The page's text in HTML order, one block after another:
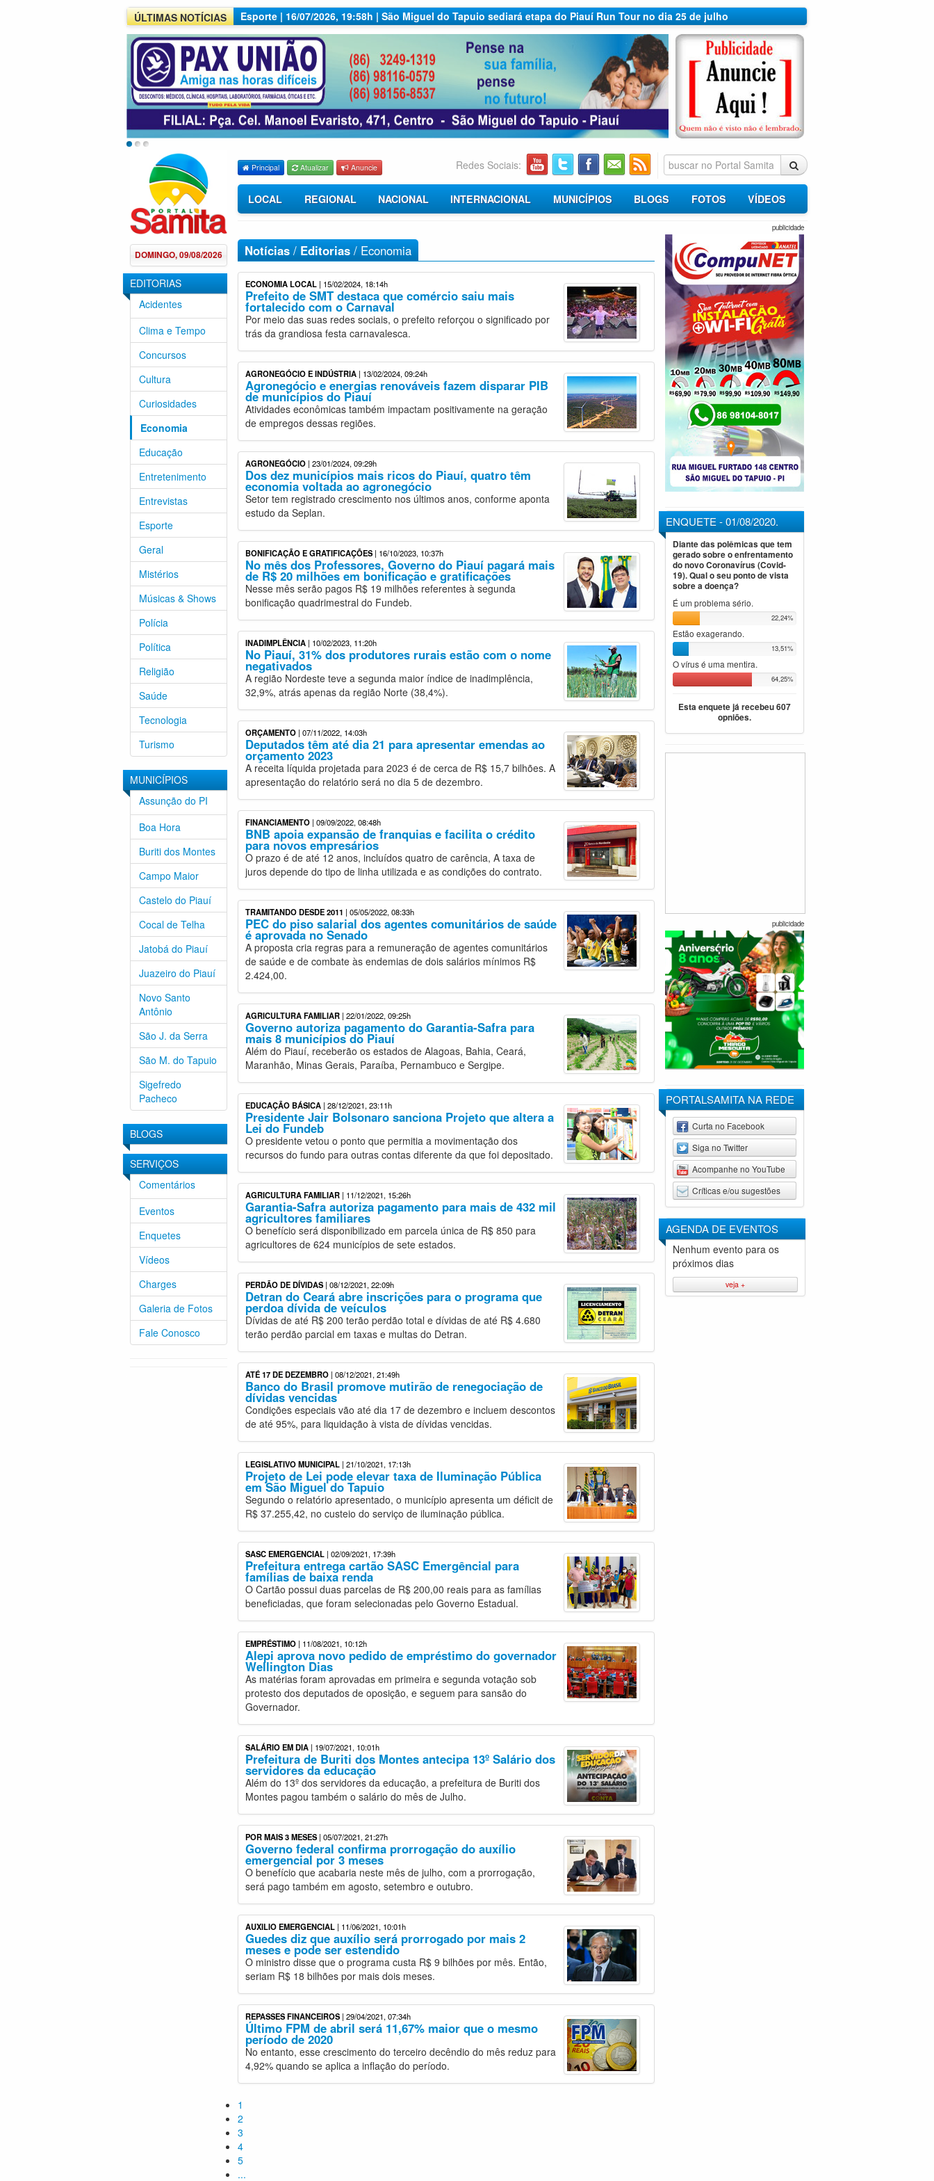
ÚLTIMAS NOTÍCIAS
Esporte | 16/07/2026, 19:58h | São Miguel do Tapuio sediará etapa do Piauí Run Tour no dia 25 de julho
Principal Atualizar Anuncie Redes Sociais:
DOMINGO, 09/08/2026
EDITORIAS
Acidentes
Clima e Tempo
Concursos
Cultura
Curiosidades
Economia
Educação
Entretenimento
Entrevistas
Esporte
Geral
Mistérios
Músicas & Shows
Polícia
Política
Religião
Saúde
Tecnologia
Turismo
MUNICÍPIOS
Assunção do PI
Boa Hora
Buriti dos Montes
Campo Maior
Castelo do Piauí
Cocal de Telha
Jatobá do Piauí
Juazeiro do Piauí
Novo Santo
Antônio
São J. da Serra
São M. do Tapuio
Sigefredo
Pacheco
BLOGS
SERVIÇOS
Comentários
Eventos
Enquetes
Vídeos
Charges
Galeria de Fotos
Fale Conosco
LOCAL REGIONAL NACIONAL INTERNACIONAL MUNICÍPIOS BLOGS FOTOS VÍDEOS
Notícias / Editorias / Economia
ECONOMIA LOCAL | 15/02/2024, 18:14h
Prefeito de SMT destaca que comércio saiu mais
fortalecido com o Carnaval
Por meio das suas redes sociais, o prefeito reforçou o significado por
trás da grandiosa festa carnavalesca.
AGRONEGÓCIO E INDÚSTRIA | 13/02/2024, 09:24h
Agronegócio e energias renováveis fazem disparar PIB
de municípios do Piauí
Atividades econômicas também impactam positivamente na geração
de empregos dessas regiões.
AGRONEGÓCIO | 23/01/2024, 09:29h
Dos dez municípios mais ricos do Piauí, quatro têm
economia voltada ao agronegócio
Setor tem registrado crescimento nos últimos anos, conforme aponta
estudo da Seplan.
BONIFICAÇÃO E GRATIFICAÇÕES | 16/10/2023, 10:37h
No mês dos Professores, Governo do Piauí pagará mais
de R$ 20 milhões em bonificação e gratificações
Nesse mês serão pagos R$ 19 milhões referentes à segunda
bonificação quadrimestral do Fundeb.
INADIMPLÊNCIA | 10/02/2023, 11:20h
No Piauí, 31% dos produtores rurais estão com o nome
negativados
A região Nordeste teve a segunda maior índice de inadimplência,
32,9%, atrás apenas da região Norte (38,4%).
ORÇAMENTO | 07/11/2022, 14:03h
Deputados têm até dia 21 para apresentar emendas ao
orçamento 2023
A receita líquida projetada para 2023 é de cerca de R$ 15,7 bilhões. A
apresentação do relatório será no dia 5 de dezembro.
FINANCIAMENTO | 09/09/2022, 08:48h
BNB apoia expansão de franquias e facilita o crédito
para novos empresários
O prazo é de até 12 anos, incluídos quatro de carência, A taxa de
juros depende do tipo de linha utilizada e as condições do contrato.
TRAMITANDO DESDE 2011 | 05/05/2022, 08:33h
PEC do piso salarial dos agentes comunitários de saúde
é aprovada no Senado
A proposta cria regras para a remuneração de agentes comunitários
de saúde e de combate às endemias de dois salários mínimos R$
2.424,00.
AGRICULTURA FAMILIAR | 22/01/2022, 09:25h
Governo autoriza pagamento do Garantia-Safra para
mais 8 municípios do Piauí
Além do Piauí, receberão os estados de Alagoas, Bahia, Ceará,
Maranhão, Minas Gerais, Paraíba, Pernambuco e Sergipe.
EDUCAÇÃO BÁSICA | 28/12/2021, 23:11h
Presidente Jair Bolsonaro sanciona Projeto que altera a
Lei do Fundeb
O presidente vetou o ponto que permitia a movimentação dos
recursos do fundo para outras contas diferente da que foi depositado.
AGRICULTURA FAMILIAR | 11/12/2021, 15:26h
Garantia-Safra autoriza pagamento para mais de 432 mil
agricultores familiares
O benefício será disponibilizado em parcela única de R$ 850 para
agricultores de 624 municípios de sete estados.
PERDÃO DE DÍVIDAS | 08/12/2021, 22:09h
Detran do Ceará abre inscrições para o programa que
perdoa dívida de veículos
Dívidas de até R$ 200 terão perdão total e dívidas de até R$ 4.680
terão perdão parcial em taxas e multas do Detran.
ATÉ 17 DE DEZEMBRO | 08/12/2021, 21:49h
Banco do Brasil promove mutirão de renegociação de
dívidas vencidas
Condições especiais vão até dia 17 de dezembro e incluem descontos
de até 95%, para liquidação à vista de dívidas vencidas.
LEGISLATIVO MUNICIPAL | 21/10/2021, 17:13h
Projeto de Lei pode elevar taxa de Iluminação Pública
em São Miguel do Tapuio
Segundo o relatório apresentado, o município apresenta um déficit de
R$ 37.255,42, no custeio do serviço de iluminação pública.
SASC EMERGENCIAL | 02/09/2021, 17:39h
Prefeitura entrega cartão SASC Emergêncial para
famílias de baixa renda
O Cartão possui duas parcelas de R$ 200,00 reais para as famílias
beneficiadas, que foram selecionadas pelo Governo Estadual.
EMPRÉSTIMO | 11/08/2021, 10:12h
Alepi aprova novo pedido de empréstimo do governador
Wellington Dias
As matérias foram aprovadas em primeira e segunda votação sob
protesto dos deputados de oposição, e seguem para sansão do
Governador.
SALÁRIO EM DIA | 19/07/2021, 10:01h
Prefeitura de Buriti dos Montes antecipa 13º Salário dos
servidores da educação
Além do 13º dos servidores da educação, a prefeitura de Buriti dos
Montes pagou também o salário do mês de Julho.
POR MAIS 3 MESES | 05/07/2021, 21:27h
Governo federal confirma prorrogação do auxílio
emergencial por 3 meses
O benefício que acabaria neste mês de julho, com a prorrogação,
será pago também em agosto, setembro e outubro.
AUXILIO EMERGENCIAL | 11/06/2021, 10:01h
Guedes diz que auxílio será prorrogado por mais 2
meses e pode ser estendido
O ministro disse que o programa custa R$ 9 bilhões por mês. Então,
seriam R$ 18 bilhões por mais dois meses.
REPASSES FINANCEIROS | 29/04/2021, 07:34h
Último FPM de abril será 11,67% maior que o mesmo
período de 2020
No entanto, esse crescimento do terceiro decêndio do mês reduz para
4,92% quando se aplica a inflação do período.
1
2
3
4
5
...
publicidade
ENQUETE - 01/08/2020.
Diante das polêmicas que tem
gerado sobre o enfrentamento
do novo Coronavírus (Covid-
19). Qual o seu ponto de vista
sobre a doença?
É um problema sério.
22,24%
Estão exagerando.
13,51%
O vírus é uma mentira.
64,25%
Esta enquete já recebeu 607
opniões.
publicidade
PORTALSAMITA NA REDE
Curta no Facebook
Siga no Twitter
Acompanhe no YouTube
Críticas e/ou sugestões
AGENDA DEEVENTOS
Nenhum evento para os
próximos dias
veja +